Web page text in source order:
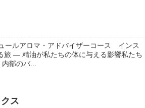
ルアロマ・アドバイザーコース インス
旅 ― 精油が私たちの体に与える影響私たち
部のバ...
ス